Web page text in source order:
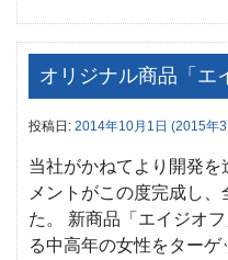
オリジナル商品「エ
投稿日: 2014年10月1日 (2015年
当社がかねてより開発を
メントがこの度完成し
た。 新商品「エイジオ
る中高年の女性をター